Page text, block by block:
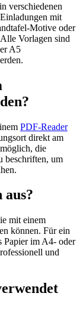
verschiedenen
mit
Motive oder
Vorlagen sind
A5
PDF-Reader
direkt am
die
beschriften, um
mit einem
können. Für ein
Papier im A4- oder
und